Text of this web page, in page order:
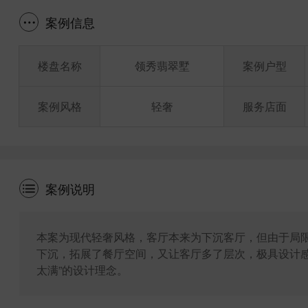
案例信息
楼盘名称
案例风格
领秀翡翠墅
轻奢
案例户型
服务店面
案例说明
本案为现代轻奢风格，客厅本来为下沉客厅，但由于
下沉，拓展了餐厅空间，又让客厅多了层次，极具设
太满”的设计理念。